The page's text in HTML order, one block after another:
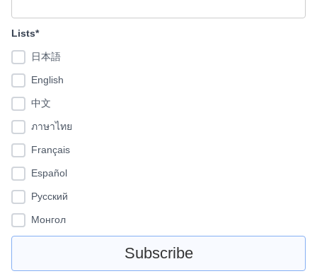
Lists*
日本語
English
中文
ภาษาไทย
Français
Español
Pусский
Монгол